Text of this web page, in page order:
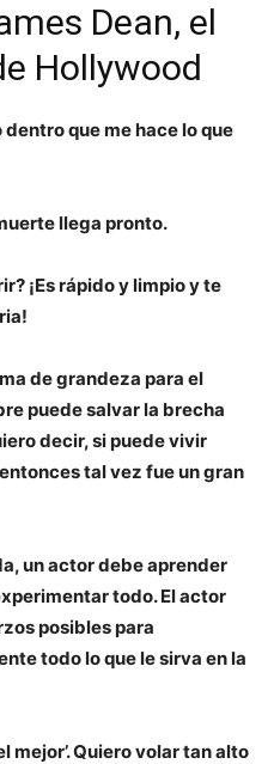
Dean, el
Hollywood
dentro que me hace lo que
llega pronto.
¡Es rápido y limpio y te
de grandeza para el
puede salvar la brecha
decir, si puede vivir
tal vez fue un gran
un actor debe aprender
todo. El actor
posibles para
todo lo que le sirva en la
mejor’. Quiero volar tan alto